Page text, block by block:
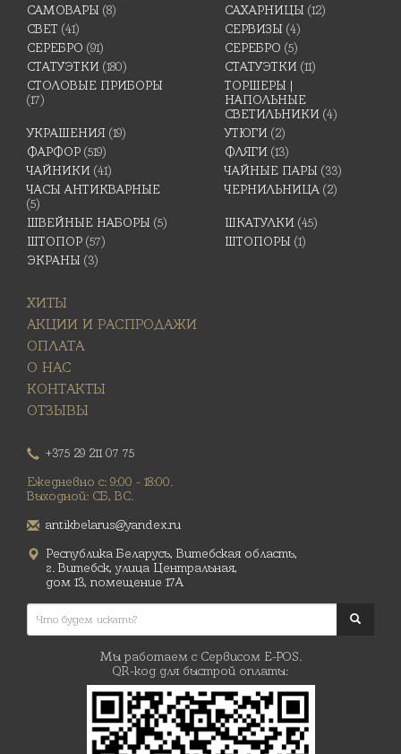
САМОВАРЫ (8) САХАРНИЦЫ (12)
СВЕТ (41) СЕРВИЗЫ (4)
СЕРЕБРО (91) СЕРЕБРО (5)
СТАТУЭТКИ (180) СТАТУЭТКИ (11)
СТОЛОВЫЕ ПРИБОРЫ
(17)
ТОРШЕРЫ |
НАПОЛЬНЫЕ
СВЕТИЛЬНИКИ (4)
УКРАШЕНИЯ (19) УТЮГИ (2)
ФАРФОР (519) ФЛЯГИ (13)
ЧАЙНИКИ (41) ЧАЙНЫЕ ПАРЫ (33)
ЧАСЫ АНТИКВАРНЫЕ
(5)
ЧЕРНИЛЬНИЦА (2)
ШВЕЙНЫЕ НАБОРЫ (5) ШКАТУЛКИ (45)
ШТОПОР (57) ШТОПОРЫ (1)
ЭКРАНЫ (3)
ХИТЫ
АКЦИИ И РАСПРОДАЖИ
ОПЛАТА
О НАС
КОНТАКТЫ
ОТЗЫВЫ
+375 29 211 07 75
Ежедневно с: 9:00 - 18:00.
Выходной: СБ, ВС.
antikbelarus@yandex.ru
Республика Беларусь, Витебская область,
г. Витебск, улица Центральная,
дом 13, помещение 17А
Мы работаем с Сервисом E-POS.
QR-код для быстрой оплаты: